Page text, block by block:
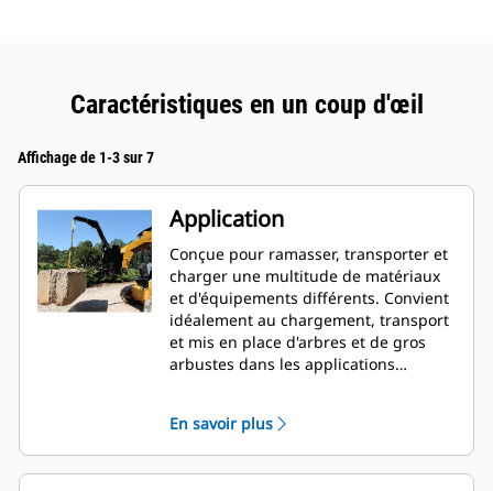
Caractéristiques en un coup d'œil
Affichage de 1-3 sur 7
Application
Conçue pour ramasser, transporter et
charger une multitude de matériaux
et d'équipements différents. Convient
idéalement au chargement, transport
et mis en place d'arbres et de gros
arbustes dans les applications
En savoir plus